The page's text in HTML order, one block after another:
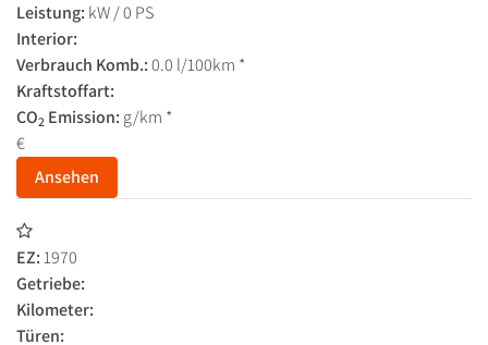
Leistung: kW / 0 PS
Interior:
Verbrauch Komb.:0.0 l/100km *
Kraftstoffart:
CO2 Emission: g/km *
€
Ansehen
EZ: 1970
Getriebe:
Kilometer:
Türen: